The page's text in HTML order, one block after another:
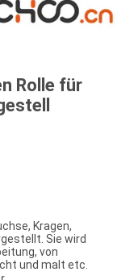
Rolle für
Kragen,
Sie wird
von
und malt etc.